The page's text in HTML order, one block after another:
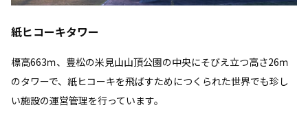
紙ヒコーキタワー
標高663ｍ、豊松の米見山山頂公園の中央にそびえ立つ高さ26ｍ
のタワーで、紙ヒコーキを飛ばすためにつくられた世界でも珍し
い施設の運営管理を行っています。